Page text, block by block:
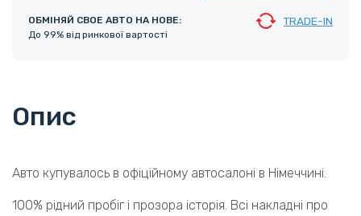
ОБМІНЯЙ СВОЕ АВТО НА НОВЕ:
До 99% від ринкової вартості
TRADE-IN
Опис
Авто купувалось в офіційному автосалоні в Німеччині.
100% рідний пробіг і прозора історія. Всі накладні про